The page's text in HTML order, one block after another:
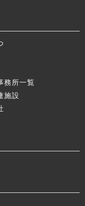
務所一覧
施設